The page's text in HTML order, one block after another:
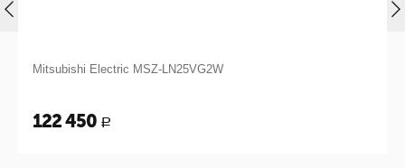
Mitsubishi Electric MSZ-LN25VG2W
122 450 Р